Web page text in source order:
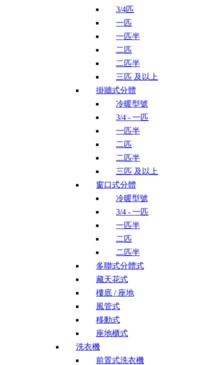
3/4匹
一匹
一匹半
二匹
二匹半
三匹 及以上
掛牆式分體
冷暖型號
3/4 - 一匹
一匹半
二匹
二匹半
三匹 及以上
窗口式分體
冷暖型號
3/4 - 一匹
一匹半
二匹
二匹半
多聯式分體式
藏天花式
樓底 / 座地
風管式
移動式
座地櫃式
洗衣機
前置式洗衣機